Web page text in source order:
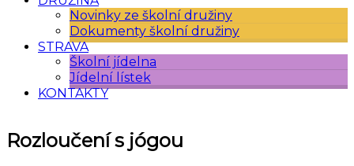
Novinky ze školní družiny
Dokumenty školní družiny
STRAVA
Školní jídelna
Jídelní lístek
KONTAKTY
Rozloučení s jógou